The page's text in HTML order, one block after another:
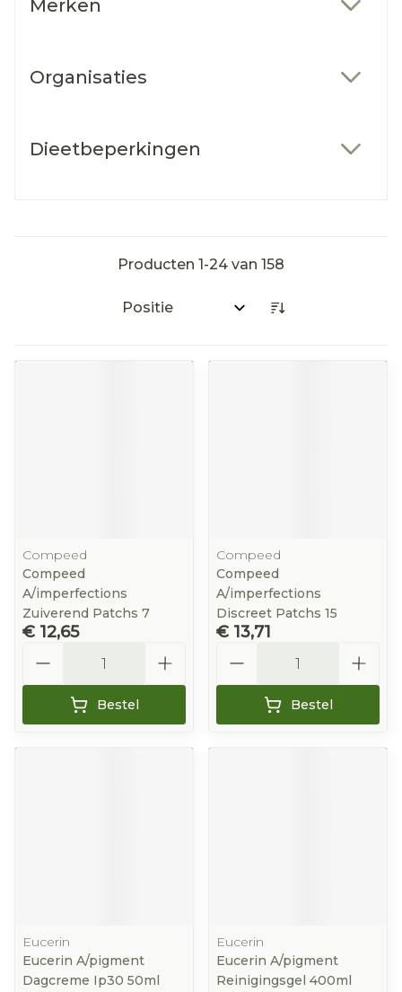
Merken
Organisaties
Dieetbeperkingen
Producten 1-24 van 158
Sorteer op:
Compeed
Compeed
A/imperfections
Zuiverend Patchs 7
€ 12,65
Bestel
Compeed
Compeed
A/imperfections
Discreet Patchs 15
€ 13,71
Bestel
Eucerin
Eucerin A/pigment
Dagcreme Ip30 50ml
Eucerin
Eucerin A/pigment
Reinigingsgel 400ml